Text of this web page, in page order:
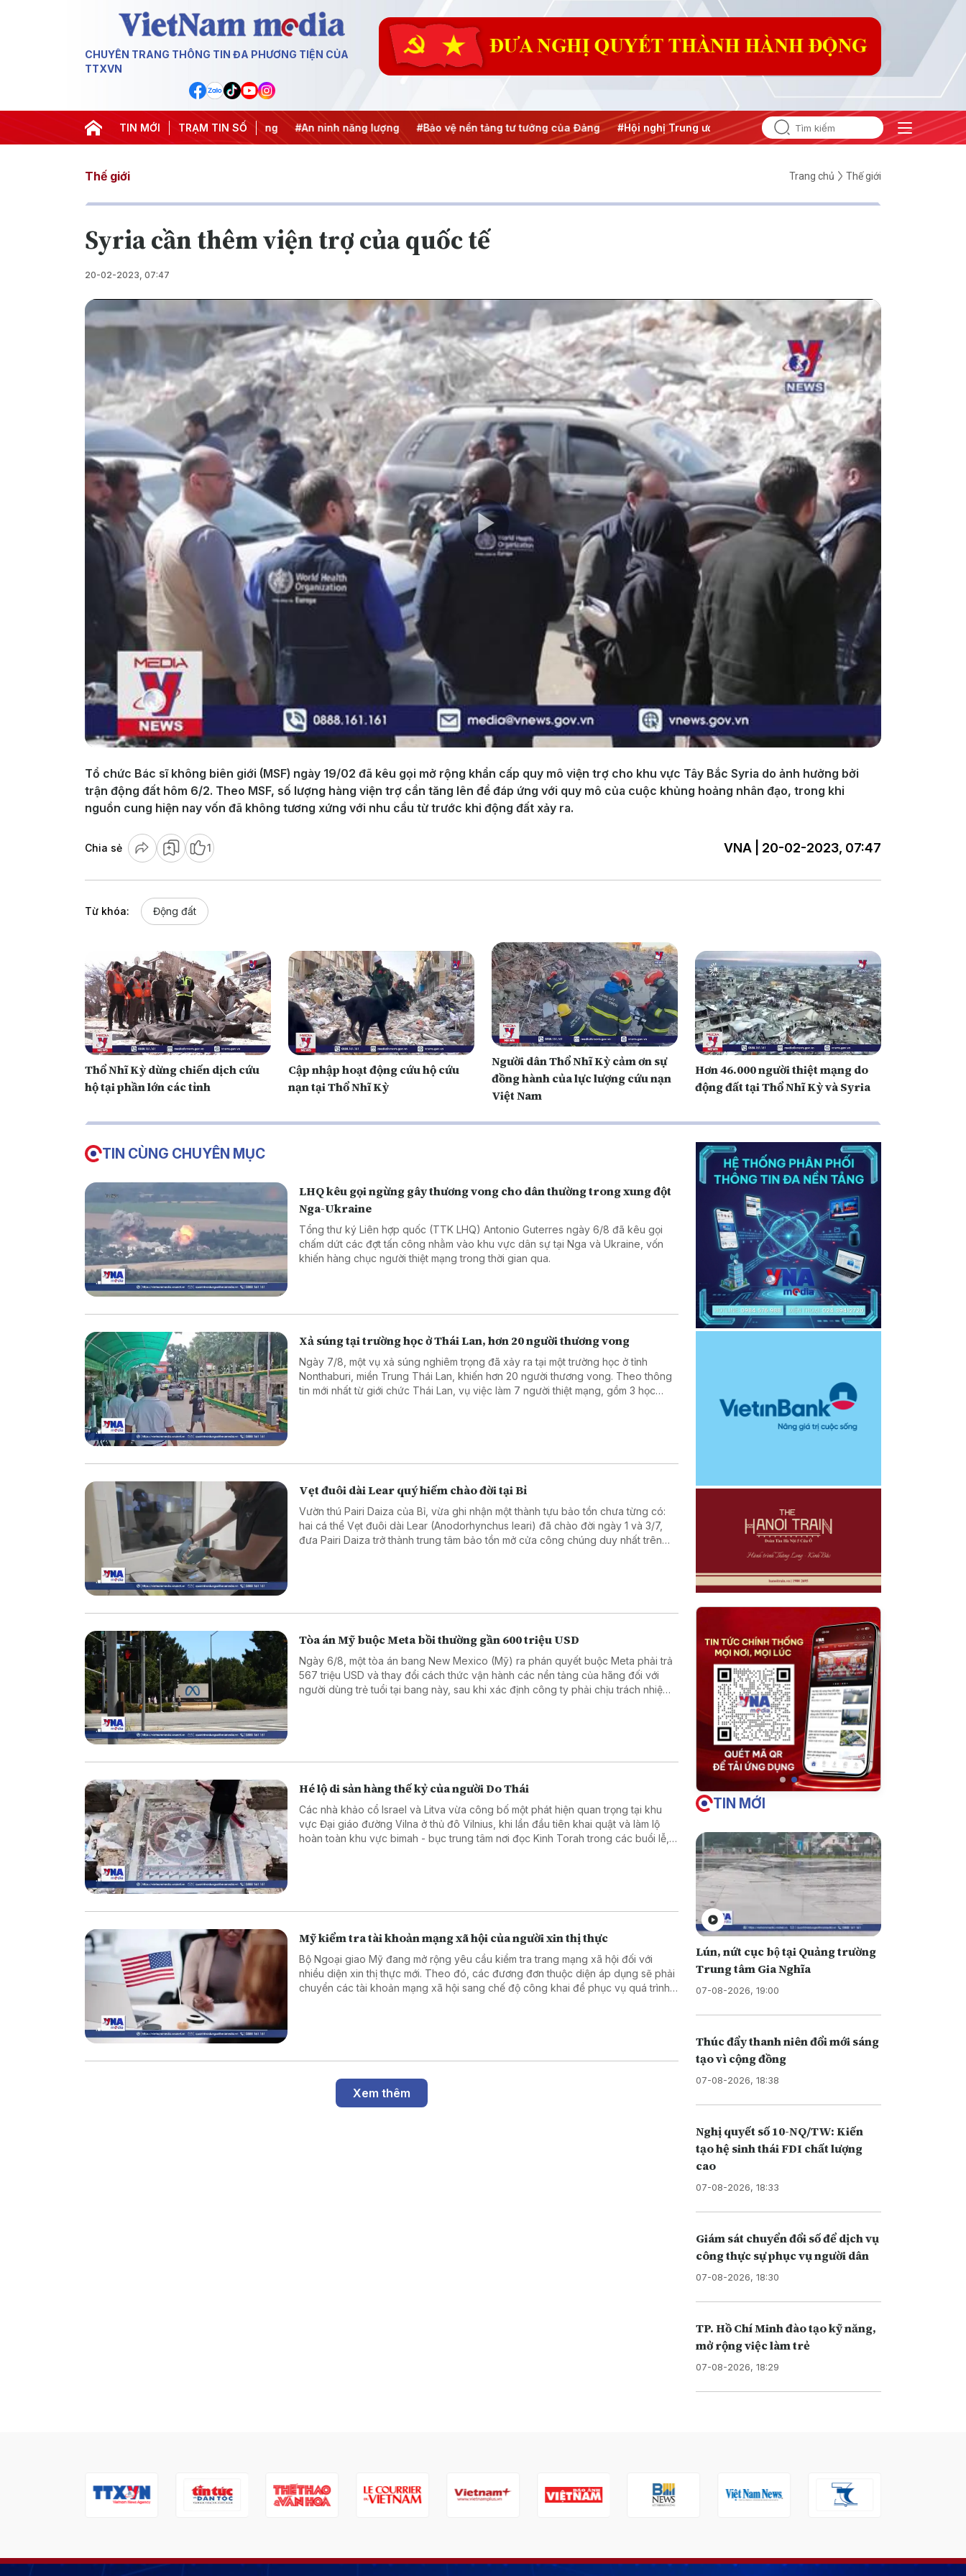
CHUYÊN TRANG THÔNG TIN ĐA PHƯƠNG TIỆN CỦA
TTXVN
TIN MỚI TRẠM TIN SỐ
khai thác IUU #Căng thẳng Trung Đông #An ninh năng lượng #Bảo vệ nền tảng tư tưởng của Đảng #Hội nghị Trung ương 3
Thế giới Trang chủ Thế giới
Syria cần thêm viện trợ của quốc tế
20-02-2023, 07:47
Play
Video
Tổ chức Bác sĩ không biên giới (MSF) ngày 19/02 đã kêu gọi mở rộng khẩn cấp quy mô viện trợ cho khu vực Tây Bắc Syria do ảnh hưởng bởi
trận động đất hôm 6/2. Theo MSF, số lượng hàng viện trợ cần tăng lên để đáp ứng với quy mô của cuộc khủng hoảng nhân đạo, trong khi
nguồn cung hiện nay vốn đã không tương xứng với nhu cầu từ trước khi động đất xảy ra.
Chia sẻ 1 VNA | 20-02-2023, 07:47
Từ khóa: Động đất
Thổ Nhĩ Kỳ dừng chiến dịch cứu
hộ tại phần lớn các tỉnh
Cập nhập hoạt động cứu hộ cứu
nạn tại Thổ Nhĩ Kỳ
Người dân Thổ Nhĩ Kỳ cảm ơn sự
đồng hành của lực lượng cứu nạn
Việt Nam
Hơn 46.000 người thiệt mạng do
động đất tại Thổ Nhĩ Kỳ và Syria
TIN CÙNG CHUYÊN MỤC
LHQ kêu gọi ngừng gây thương vong cho dân thường trong xung đột
Nga-Ukraine
Tổng thư ký Liên hợp quốc (TTK LHQ) Antonio Guterres ngày 6/8 đã kêu gọi
chấm dứt các đợt tấn công nhằm vào khu vực dân sự tại Nga và Ukraine, vốn
khiến hàng chục người thiệt mạng trong thời gian qua.
Xả súng tại trường học ở Thái Lan, hơn 20 người thương vong
Ngày 7/8, một vụ xả súng nghiêm trọng đã xảy ra tại một trường học ở tỉnh
Nonthaburi, miền Trung Thái Lan, khiến hơn 20 người thương vong. Theo thông
tin mới nhất từ giới chức Thái Lan, vụ việc làm 7 người thiệt mạng, gồm 3 học
Vẹt đuôi dài Lear quý hiếm chào đời tại Bỉ
Vườn thú Pairi Daiza của Bỉ, vừa ghi nhận một thành tựu bảo tồn chưa từng có:
hai cá thể Vẹt đuôi dài Lear (Anodorhynchus leari) đã chào đời ngày 1 và 3/7,
đưa Pairi Daiza trở thành trung tâm bảo tồn mở cửa công chúng duy nhất trên
Tòa án Mỹ buộc Meta bồi thường gần 600 triệu USD
Ngày 6/8, một tòa án bang New Mexico (Mỹ) ra phán quyết buộc Meta phải trả
567 triệu USD và thay đổi cách thức vận hành các nền tảng của hãng đối với
người dùng trẻ tuổi tại bang này, sau khi xác định công ty phải chịu trách nhiệm
Hé lộ di sản hàng thế kỷ của người Do Thái
Các nhà khảo cổ Israel và Litva vừa công bố một phát hiện quan trọng tại khu
vực Đại giáo đường Vilna ở thủ đô Vilnius, khi lần đầu tiên khai quật và làm lộ
hoàn toàn khu vực bimah - bục trung tâm nơi đọc Kinh Torah trong các buổi lễ,
Mỹ kiểm tra tài khoản mạng xã hội của người xin thị thực
Bộ Ngoại giao Mỹ đang mở rộng yêu cầu kiểm tra trang mạng xã hội đối với
nhiều diện xin thị thực mới. Theo đó, các đương đơn thuộc diện áp dụng sẽ phải
chuyển các tài khoản mạng xã hội sang chế độ công khai để phục vụ quá trình
Xem thêm
TIN MỚI
Lún, nứt cục bộ tại Quảng trường
Trung tâm Gia Nghĩa
07-08-2026, 19:00
Thúc đẩy thanh niên đổi mới sáng
tạo vì cộng đồng
07-08-2026, 18:38
Nghị quyết số 10-NQ/TW: Kiến
tạo hệ sinh thái FDI chất lượng
cao
07-08-2026, 18:33
Giám sát chuyển đổi số để dịch vụ
công thực sự phục vụ người dân
07-08-2026, 18:30
TP. Hồ Chí Minh đào tạo kỹ năng,
mở rộng việc làm trẻ
07-08-2026, 18:29